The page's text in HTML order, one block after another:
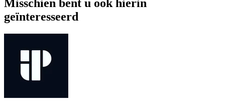
Misschien bent u ook hierin
geïnteresseerd